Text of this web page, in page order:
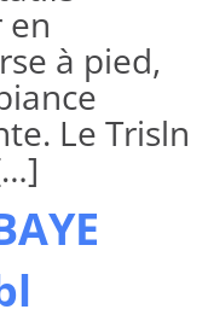
en
à pied,
Le Trisln